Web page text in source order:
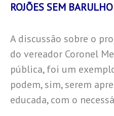
ROJÕES SEM BARULHO
A discussão sobre o
do vereador Coronel
pública, foi um
podem, sim, serem
educada, com o